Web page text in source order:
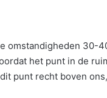
omstandigheden 30-
het punt in de
punt recht boven